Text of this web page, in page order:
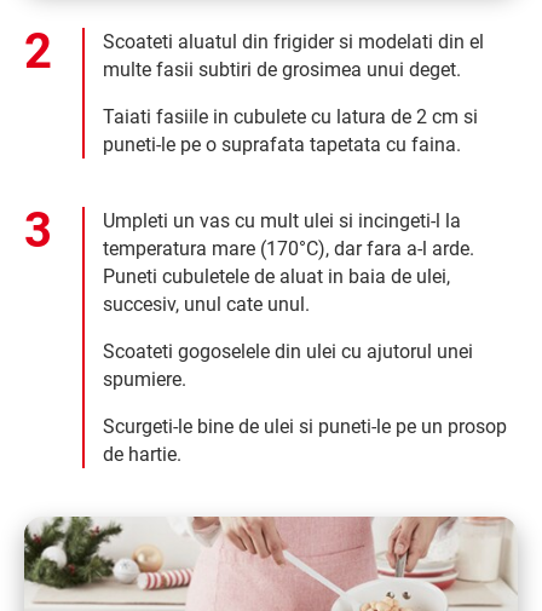
Scoateti aluatul din frigider si modelati din el
multe fasii subtiri de grosimea unui deget.
Taiati fasiile in cubulete cu latura de 2 cm si
puneti-le pe o suprafata tapetata cu faina.
Umpleti un vas cu mult ulei si incingeti-l la
temperatura mare (170°C), dar fara a-l arde.
Puneti cubuletele de aluat in baia de ulei,
succesiv, unul cate unul.
Scoateti gogoselele din ulei cu ajutorul unei
spumiere.
Scurgeti-le bine de ulei si puneti-le pe un prosop
de hartie.